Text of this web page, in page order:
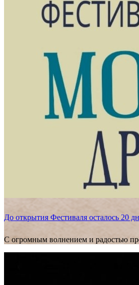
До открытия Фестиваля осталось 20
С огромным волнением и радостью